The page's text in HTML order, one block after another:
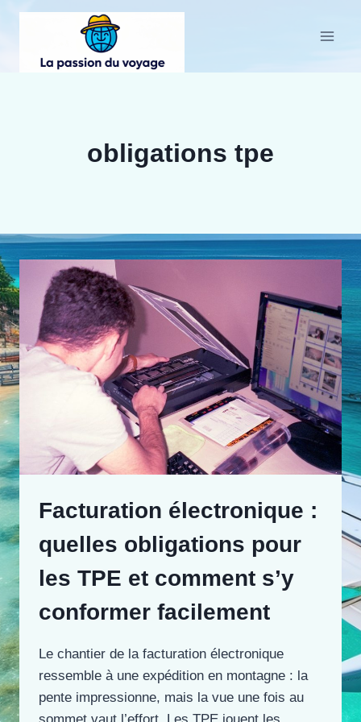
Aller
contenu
obligations tpe
Facturation électronique :
quelles obligations pour
les TPE et comment s’y
conformer facilement
Le chantier de la facturation électronique
ressemble à une expédition en montagne : la
pente impressionne, mais la vue une fois au
sommet vaut l’effort. Les TPE jouent les